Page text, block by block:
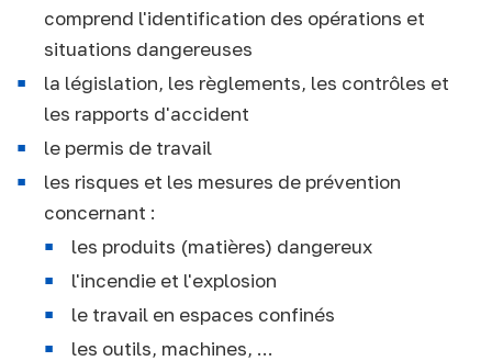
comprend l'identification des opérations et
situations dangereuses
la législation, les règlements, les contrôles et
les rapports d'accident
le permis de travail
les risques et les mesures de prévention
concernant :
les produits (matières) dangereux
l'incendie et l'explosion
le travail en espaces confinés
les outils, machines, ...